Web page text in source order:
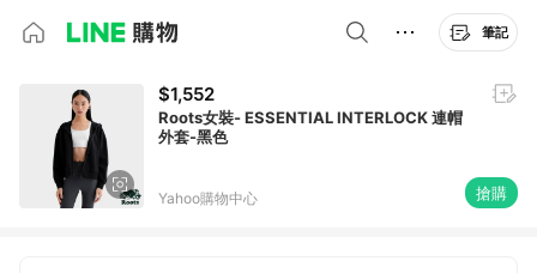
筆記
$1,552
Roots女裝- ESSENTIAL INTERLOCK 連帽
外套-黑色
Yahoo購物中心 搶購